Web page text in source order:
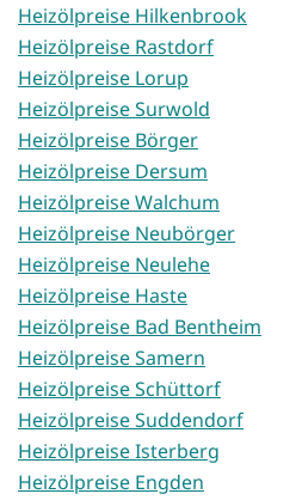
Heizölpreise Hilkenbrook
Heizölpreise Rastdorf
Heizölpreise Lorup
Heizölpreise Surwold
Heizölpreise Börger
Heizölpreise Dersum
Heizölpreise Walchum
Heizölpreise Neubörger
Heizölpreise Neulehe
Heizölpreise Haste
Heizölpreise Bad Bentheim
Heizölpreise Samern
Heizölpreise Schüttorf
Heizölpreise Suddendorf
Heizölpreise Isterberg
Heizölpreise Engden